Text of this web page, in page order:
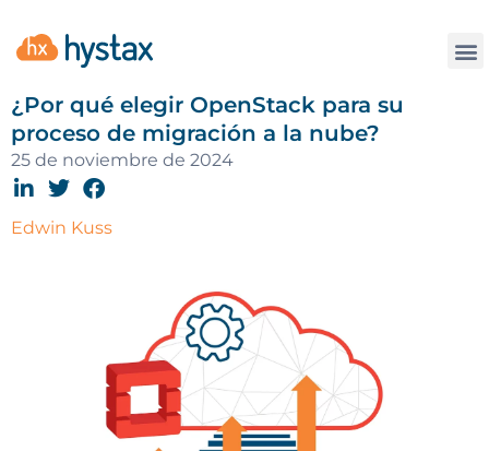
¿Por qué elegir OpenStack para su
proceso de migración a la nube?
25 de noviembre de 2024
Edwin Kuss